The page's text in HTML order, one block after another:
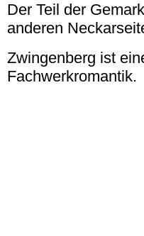
Der Teil der
anderen
Zwingenberg ist
Fachwerkromantik.